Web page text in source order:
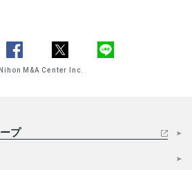
M&A Center Inc.
プ